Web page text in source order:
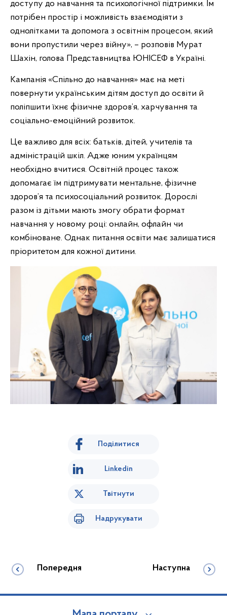
доступу до навчання та психологічної підтримки. Їм
потрібен простір і можливість взаємодіяти з
однолітками та допомога з освітнім процесом, який
вони пропустили через війну», – розповів Мурат
Шахін, голова Представництва ЮНІСЕФ в Україні.
Кампанія «Спільно до навчання» має на меті
повернути українським дітям доступ до освіти й
поліпшити їхнє фізичне здоров’я, харчування та
соціально-емоційний розвиток.
Це важливо для всіх: батьків, дітей, учителів та
адміністрацій шкіл. Адже юним українцям
необхідно вчитися. Освітній процес також
допомагає їм підтримувати ментальне, фізичне
здоров’я та психосоціальний розвиток. Дорослі
разом із дітьми мають змогу обрати формат
навчання у новому році: онлайн, офлайн чи
комбіноване. Однак питання освіти має залишатися
пріоритетом для кожної дитини.
Поділитися
Linkedin
Твітнути
Надрукувати
Попередня Наступна